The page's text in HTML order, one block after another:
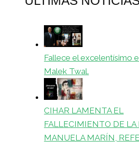
Fallece el excelentísimo
Malek Twal.
CIHAR LAMENTA EL
FALLECIMIENTO DE LA
MANUELA MARÍN,